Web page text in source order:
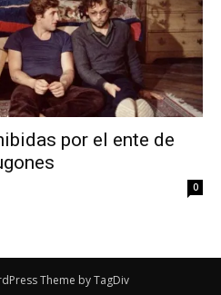
por el ente de
0
Theme by TagDiv